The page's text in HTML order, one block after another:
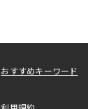
おすすめキーワード